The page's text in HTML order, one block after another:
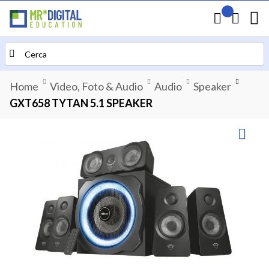
Carrello
Il mio
Search
Home Video, Foto & Audio Audio
Speaker
GXT658 TYTAN 5.1 SPEAKER